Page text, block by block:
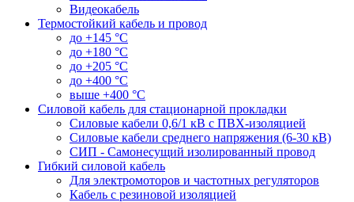
Видеокабель
Термостойкий кабель и провод
до +145 °С
до +180 °С
до +205 °С
до +400 °С
выше +400 °С
Силовой кабель для стационарной прокладки
Силовые кабели 0,6/1 кВ с ПВХ-изоляцией
Силовые кабели среднего напряжения (6-30 кВ)
СИП - Самонесущий изолированный провод
Гибкий силовой кабель
Для электромоторов и частотных регуляторов
Кабель с резиновой изоляцией